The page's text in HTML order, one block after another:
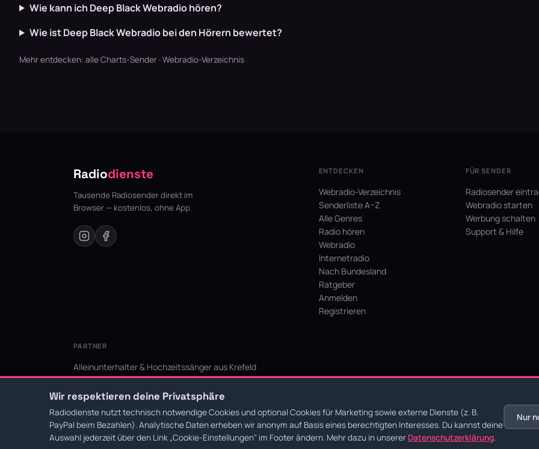
Wie kann ich Deep Black Webradio hören?
Wie ist Deep Black Webradio bei den Hörern bewertet?
Mehr entdecken: alle Charts-Sender · Webradio-Verzeichnis
Radiodienste
Tausende Radiosender direkt im
Browser — kostenlos, ohne App.
ENTDECKEN
Webradio-Verzeichnis
Senderliste A–Z
Alle Genres
Radio hören
Webradio
Internetradio
Nach Bundesland
Ratgeber
Anmelden
Registrieren
FÜR SENDER
Radiosender
Webradio starten
Werbung schalten
Support & Hilfe
PARTNER
Alleinunterhalter & Hochzeitssänger aus Krefeld
KI Niederrhein - Agentur aus Krefeld für den Niederrhein
© 2026 Radiodienste. Alle Rechte vorbehalten. Datenschutz AGB·Impressum
Wir respektieren deine Privatsphäre
Radiodienste nutzt technisch notwendige Cookies und optional Cookies für Marketing sowie externe Dienste (z. B.
PayPal beim Bezahlen). Analytische Daten erheben wir anonym auf Basis eines berechtigten Interesses. Du kannst deine
Auswahl jederzeit über den Link „Cookie-Einstellungen" im Footer ändern. Mehr dazu in unserer Datenschutzerklärung.
Nur